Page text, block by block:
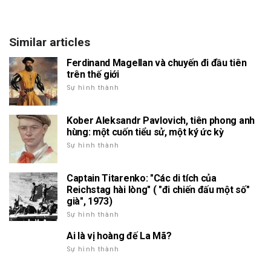
Similar articles
Ferdinand Magellan và chuyến đi đầu tiên
trên thế giới
Sự hình thành
Kober Aleksandr Pavlovich, tiên phong anh
hùng: một cuốn tiểu sử, một ký ức kỳ
Sự hình thành
Captain Titarenko: "Các di tích của
Reichstag hài lòng" ( "đi chiến đấu một số"
già", 1973)
Sự hình thành
Ai là vị hoàng đế La Mã?
Sự hình thành